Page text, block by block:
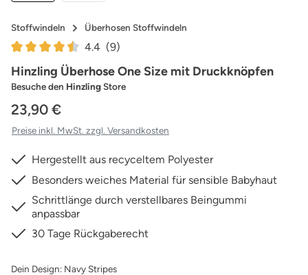
Stoffwindeln Überhosen Stoffwindeln
4.4 (9)
Hinzling Überhose One Size mit Druckknöpfen
Besuche den HinzlingStore
23,90 €
Preise inkl. MwSt. zzgl. Versandkosten
Hergestellt aus recyceltem Polyester
Besonders weiches Material für sensible Babyhaut
Schrittlänge durch verstellbares Beingummi
anpassbar
30 Tage Rückgaberecht
Dein Design: Navy Stripes